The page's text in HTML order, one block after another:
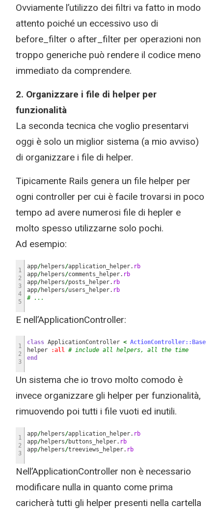
Ovviamente l’utilizzo dei filtri va fatto in modo
attento poiché un eccessivo uso di
before_filter o after_filter per operazioni non
troppo generiche può rendere il codice meno
immediato da comprendere.
2. Organizzare i file di helper per
funzionalità
La seconda tecnica che voglio presentarvi
oggi è solo un miglior sistema (a mio avviso)
di organizzare i file di helper.
Tipicamente Rails genera un file helper per
ogni controller per cui è facile trovarsi in poco
tempo ad avere numerosi file di hepler e
molto spesso utilizzarne solo pochi.
Ad esempio:
1
2
3
4
5
app/helpers/application_helper. rb
app/helpers/comments_helper. rb
app/helpers/posts_helper. rb
app/helpers/users_helper. rb
# ...
E nell’ApplicationController:
1
2
3
class ApplicationController < ActionController::Base
helper
:all # include all helpers, all the time
end
Un sistema che io trovo molto comodo è
invece organizzare gli helper per funzionalità,
rimuovendo poi tutti i file vuoti ed inutili.
1
2
3
app/helpers/application_helper. rb
app/helpers/buttons_helper. rb
app/helpers/treeviews_helper. rb
Nell’ApplicationController non è necessario
modificare nulla in quanto come prima
caricherà tutti gli helper presenti nella cartella